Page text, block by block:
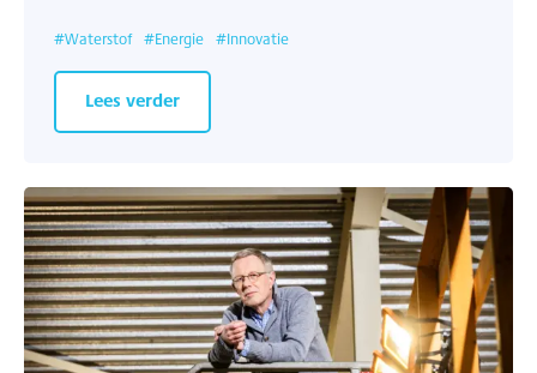
#Waterstof #Energie #Innovatie
Lees verder